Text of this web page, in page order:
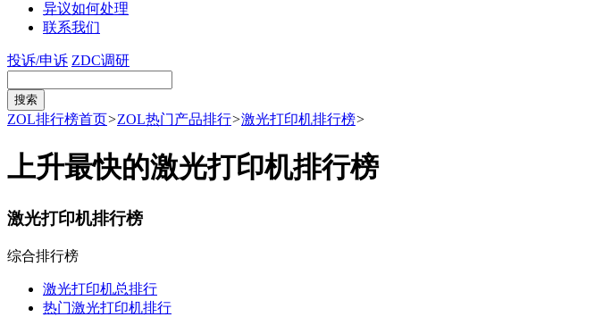
异议如何处理
联系我们
投诉/申诉 ZDC调研
ZOL排行榜首页>ZOL热门产品排行>激光打印机排行榜>
上升最快的激光打印机排行榜
激光打印机排行榜
综合排行榜
激光打印机总排行
热门激光打印机排行